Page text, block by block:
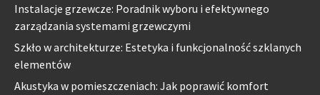
Instalacje grzewcze: Poradnik wyboru i efektywnego
zarządzania systemami grzewczymi
Szkło w architekturze: Estetyka i funkcjonalność szklanych
elementów
Akustyka w pomieszczeniach: Jak poprawić komfort